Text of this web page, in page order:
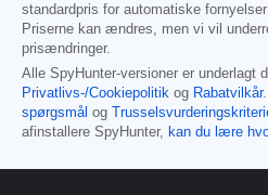
standardpris for automatiske
Priserne kan ændres, men vi vil
prisændringer.
Alle SpyHunter-versioner er underlagt
Privatlivs-/Cookiepolitik og Rabatvilkår
spørgsmål og
afinstallere SpyHunter, kan du lære